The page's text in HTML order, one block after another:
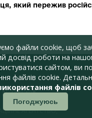
який пережив
АГЕНТСТВО,
файли cookie, щоб
досвід роботи на
сайтом, ви
файлів cookie.
файлів
Погоджуюсь